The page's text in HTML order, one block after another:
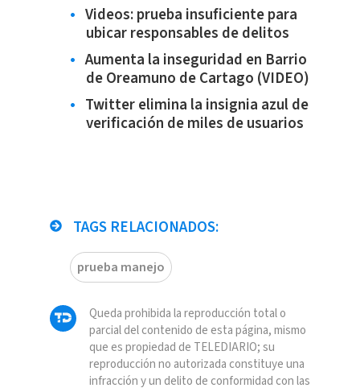
Videos: prueba insuficiente para
ubicar responsables de delitos
Aumenta la inseguridad en Barrio
de Oreamuno de Cartago (VIDEO)
Twitter elimina la insignia azul de
verificación de miles de usuarios
TAGS RELACIONADOS:
prueba manejo
Queda prohibida la reproducción total o
parcial del contenido de esta página, mismo
que es propiedad de TELEDIARIO; su
reproducción no autorizada constituye una
infracción y un delito de conformidad con las